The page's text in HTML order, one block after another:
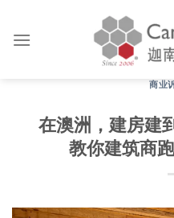
content
商业
在澳洲，建房建
教你建筑商